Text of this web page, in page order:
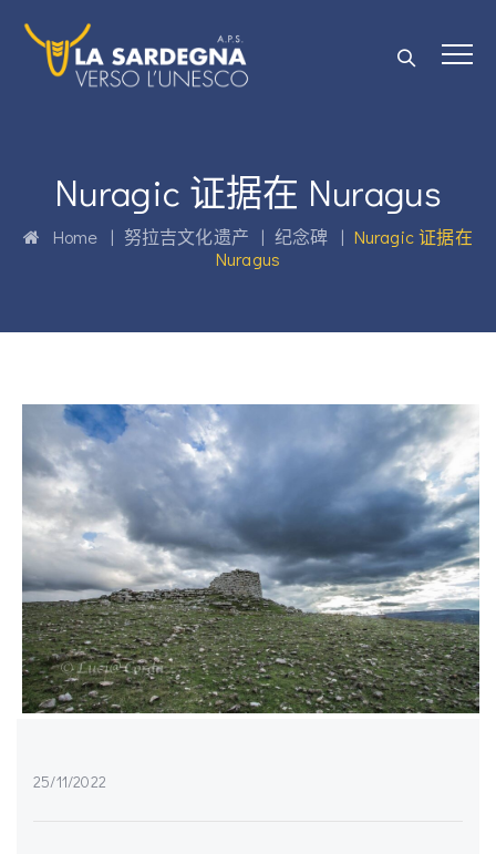
Nuragic 证据在 Nuragus
Home | 努拉吉文化遗产 | 纪念碑 | Nuragic 证据在
Nuragus
25/11/2022